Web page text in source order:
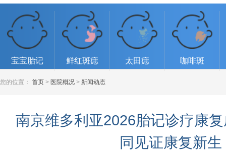
宝宝胎记 鲜红斑痣 太田痣 咖啡斑
您的位置： 首页 > 医院概况 > 新闻动态
南京维多利亚2026胎记诊疗康
同见证康复新生